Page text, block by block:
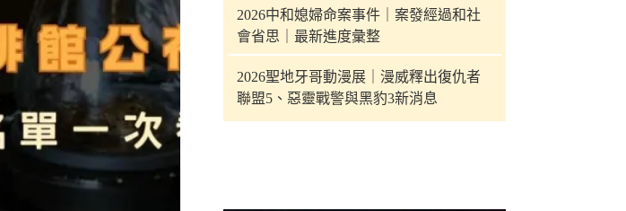
2026中和媳婦命案事件｜案發經過和社
會省思｜最新進度彙整
2026聖地牙哥動漫展｜漫威釋出復仇者
聯盟5、惡靈戰警與黑豹3新消息